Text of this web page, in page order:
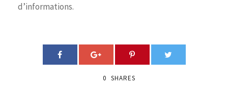
d’informations.
0 SHARES